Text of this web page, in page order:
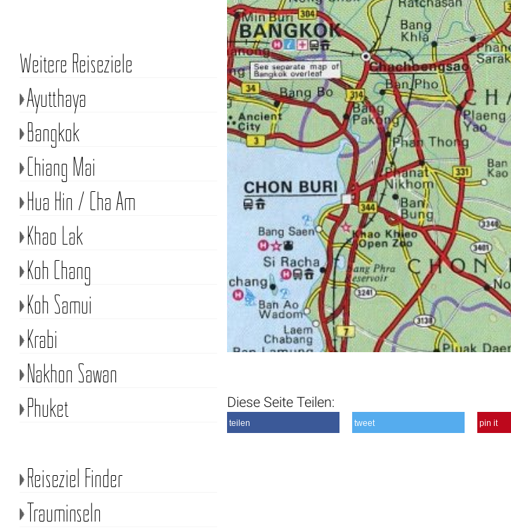
Diese Seite Teilen:
teilen tweet pin it
Weitere Reiseziele
Ayutthaya
Bangkok
Chiang Mai
Hua Hin / Cha Am
Khao Lak
Koh Chang
Koh Samui
Krabi
Nakhon Sawan
Phuket
Reiseziel Finder
Trauminseln